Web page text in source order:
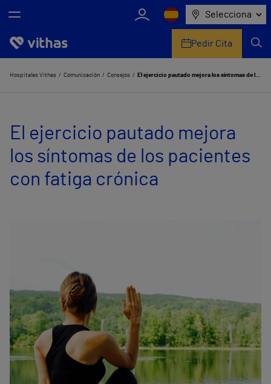
Selecciona
Nosotros
Servicios de salud
Equipo médico y asistencial
Pedir Cita
Hospitales Vithas Comunicación Consejos El ejercicio pautado mejora los síntomas de los pacientes con fatiga crónica
El ejercicio pautado mejora
los síntomas de los pacientes
con fatiga crónica